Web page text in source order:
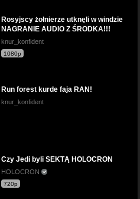
Rosyjscy żołnierze utknęli w windzie
NAGRANIE AUDIO Z ŚRODKA!!!
knur_konfident
1080p
Run forest kurde faja RAN!
knur_konfident
Czy Jedi byli SEKTĄ HOLOCRON
HOLOCRON
720p